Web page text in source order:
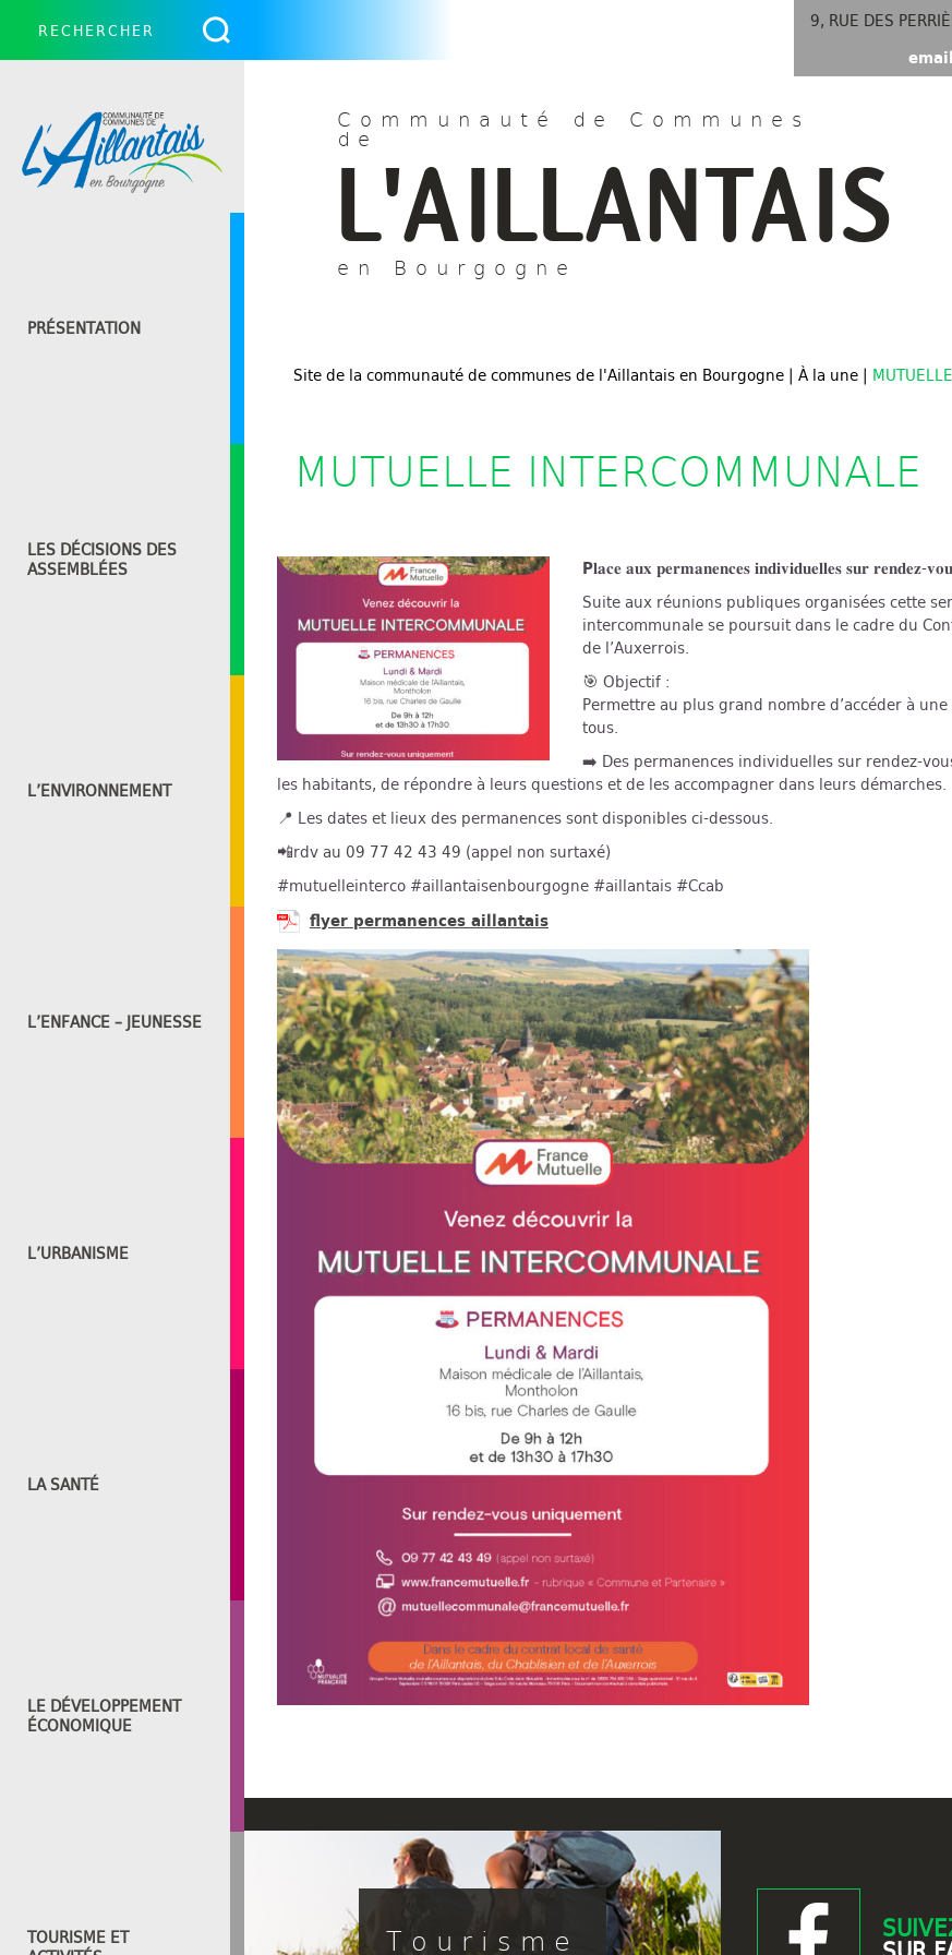
9, RUE DES
Communauté de Communes
de
L'AILLANTAIS
en Bourgogne
PRÉSENTATION
LES DÉCISIONS DES
ASSEMBLÉES
L’ENVIRONNEMENT
L’ENFANCE – JEUNESSE
L’URBANISME
LA SANTÉ
LE DÉVELOPPEMENT
ÉCONOMIQUE
TOURISME ET
Site de la communauté de communes de l'Aillantais en Bourgogne | À la une |
MUTUELLE INTERCOMMUNALE
P𝐥𝐚𝐜𝐞 𝐚𝐮𝐱 𝐩𝐞𝐫𝐦𝐚𝐧𝐞𝐧𝐜𝐞𝐬 𝐢𝐧𝐝𝐢𝐯𝐢𝐝𝐮𝐞𝐥𝐥𝐞𝐬 𝐬𝐮𝐫 𝐫𝐞𝐧𝐝𝐞𝐳-
Suite aux réunions publiques organisées cette
intercommunale se poursuit dans le cadre du
de l’Auxerrois.
🎯 Objectif :
Permettre au plus grand nombre d’accéder à
tous.
➡️ Des permanences individuelles sur rendez-
les habitants, de répondre à leurs questions et de les accompagner dans leurs démarches.
📍 Les dates et lieux des permanences sont disponibles ci-dessous.
📲rdv au 09 77 42 43 49 (appel non surtaxé)
#mutuelleinterco #aillantaisenbourgogne #aillantais #Ccab
flyer permanences aillantais
Tourisme